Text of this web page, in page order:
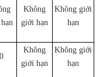
Không
giới hạn
Không giới
hạn
Không
giới hạn
Không giới
hạn